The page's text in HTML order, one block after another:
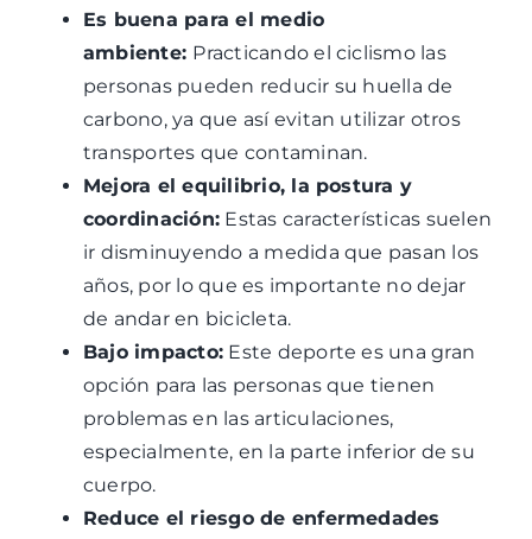
Es buena para el medio
ambiente: Practicando el ciclismo las
personas pueden reducir su huella de
carbono, ya que así evitan utilizar otros
transportes que contaminan.
Mejora el equilibrio, la postura y
coordinación: Estas características suelen
ir disminuyendo a medida que pasan los
años, por lo que es importante no dejar
de andar en bicicleta.
Bajo impacto: Este deporte es una gran
opción para las personas que tienen
problemas en las articulaciones,
especialmente, en la parte inferior de su
cuerpo.
Reduce el riesgo de enfermedades